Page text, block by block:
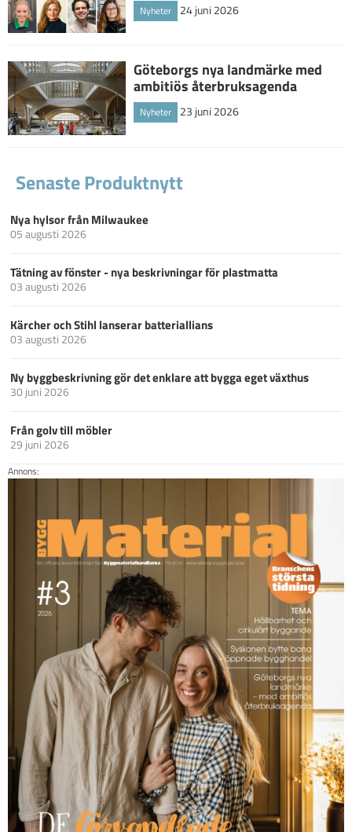
Nyheter 24 juni 2026
Göteborgs nya landmärke med
ambitiös återbruksagenda
Nyheter 23 juni 2026
Senaste Produktnytt
Nya hylsor från Milwaukee
05 augusti 2026
Tätning av fönster - nya beskrivningar för plastmatta
03 augusti 2026
Kärcher och Stihl lanserar batteriallians
03 augusti 2026
Ny byggbeskrivning gör det enklare att bygga eget växthus
30 juni 2026
Från golv till möbler
29 juni 2026
Annons: